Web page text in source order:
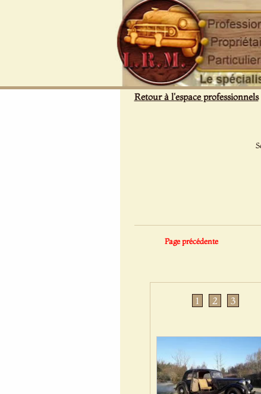
Retour à l'espace professionnels
Page précédente
1 2 3
Panneau de gestion des cookies